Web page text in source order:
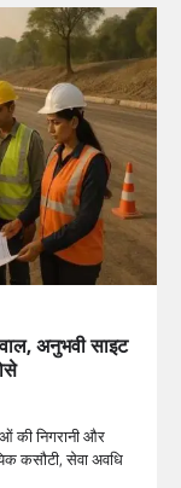
अनुभवी साइट
की निगरानी और
कसौटी, सेवा अवधि